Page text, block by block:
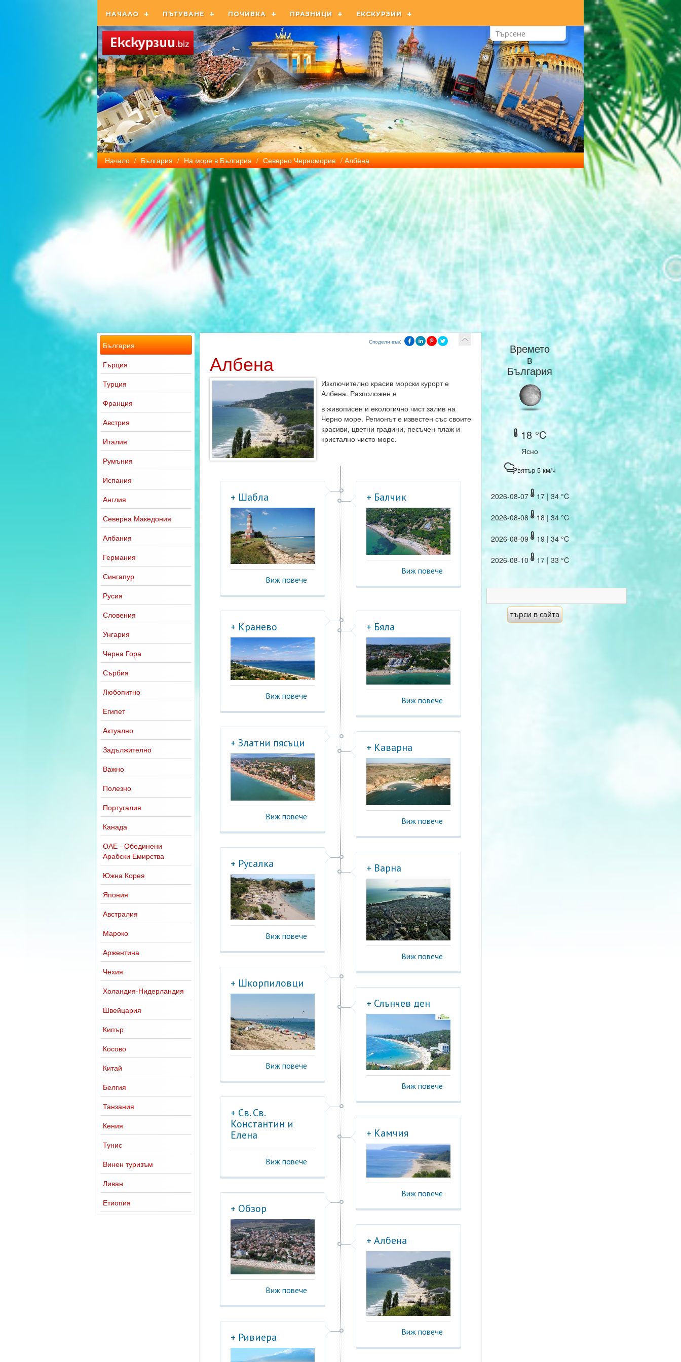
НАЧАЛО ПЪТУВАНЕ ПОЧИВКА ПРАЗНИЦИ ЕКСКУРЗИИ
Начало / България / На море в България / Северно Черноморие / Албена
България
Гърция
Турция
Франция
Австрия
Италия
Румъния
Испания
Англия
Северна Македония
Албания
Германия
Сингапур
Русия
Словения
Унгария
Черна Гора
Сърбия
Любопитно
Египет
Актуално
Задължително
Важно
Полезно
Португалия
Канада
ОАЕ - Обединени
Арабски Емирства
Южна Корея
Япония
Австралия
Мароко
Аржентина
Чехия
Холандия-Нидерландия
Швейцария
Кипър
Косово
Китай
Белгия
Танзания
Кения
Тунис
Винен туризъм
Ливан
Етиопия
Сподели във:
Албена
Изключително красив морски курорт е
Албена. Разположен е
в живописен и екологично чист залив на
Черно море. Регионът е известен със своите
красиви, цветни градини, песъчен плаж и
кристално чисто море.
+ Шабла
Виж повече
+ Балчик
Виж повече
+ Кранево
Виж повече
+ Бяла
Виж повече
+ Златни пясъци
Виж повече
+ Каварна
Виж повече
+ Русалка
Виж повече
+ Варна
Виж повече
+ Шкорпиловци
Виж повече
+ Слънчев ден
Виж повече
+ Св. Св.
Константин и
Елена
Виж повече
+ Камчия
Виж повече
+ Обзор
Виж повече
+ Албена
Виж повече
+ Ривиера
Времето
в
България
18 °C
Ясно
вятър 5 км/ч
2026-08-07 17 | 34 °C
2026-08-08 18 | 34 °C
2026-08-09 19 | 34 °C
2026-08-10 17 | 33 °C